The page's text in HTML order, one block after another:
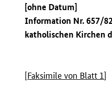
[ohne Datum]
Information Nr. 657/
katholischen Kirchen
[Faksimile von Blatt 1]